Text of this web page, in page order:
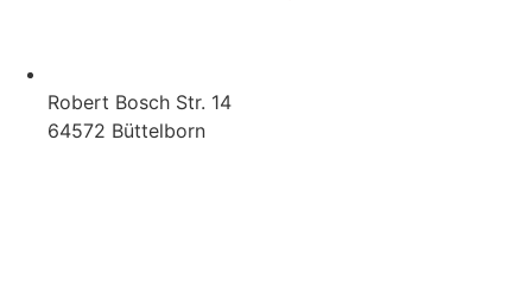
Robert Bosch Str. 14
64572 Büttelborn